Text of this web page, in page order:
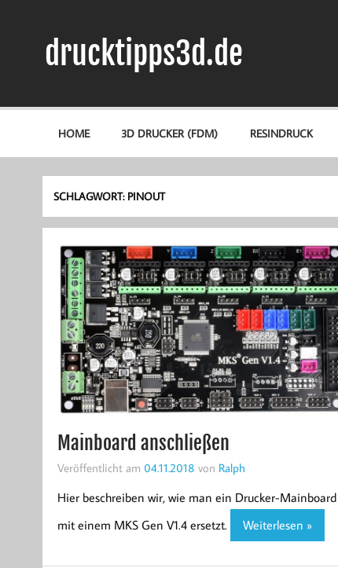
drucktipps3d.de
HOME 3D DRUCKER (FDM) RESINDRUCK
SCHLAGWORT: PINOUT
Mainboard anschließen
Veröffentlicht am 04.11.2018 von Ralph
Hier beschreiben wir, wie man ein Drucker-Mainboard
mit einem MKS Gen V1.4 ersetzt.
Weiterlesen »